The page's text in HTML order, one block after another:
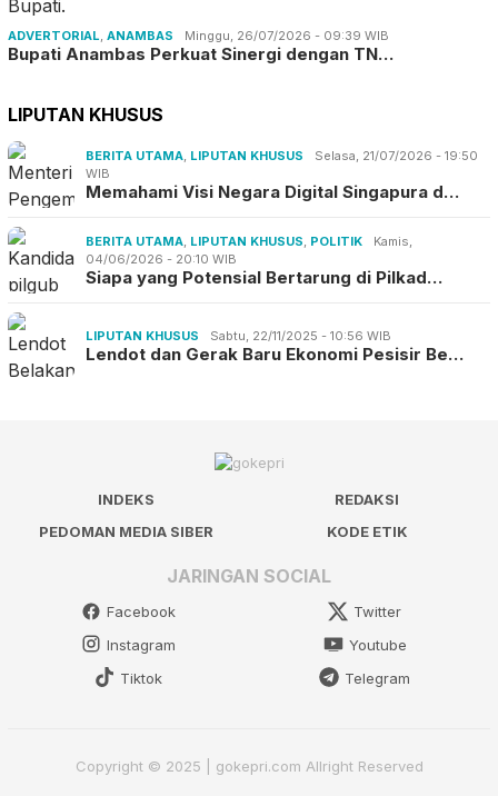
ADVERTORIAL, ANAMBAS Minggu, 26/07/2026 - 09:39 WIB
Bupati Anambas Perkuat Sinergi dengan TN…
LIPUTAN KHUSUS
BERITA UTAMA, LIPUTAN KHUSUS
Selasa, 21/07/2026 - 19:50
WIB
Memahami Visi Negara Digital Singapura d…
BERITA UTAMA, LIPUTAN KHUSUS, POLITIK
Kamis,
04/06/2026 - 20:10 WIB
Siapa yang Potensial Bertarung di Pilkad…
LIPUTAN KHUSUS Sabtu, 22/11/2025 - 10:56 WIB
Lendot dan Gerak Baru Ekonomi Pesisir Be…
INDEKS
REDAKSI
PEDOMAN MEDIA SIBER
KODE ETIK
JARINGAN SOCIAL
Facebook
Twitter
Instagram
Youtube
Tiktok
Telegram
Copyright © 2025 | gokepri.com Allright Reserved